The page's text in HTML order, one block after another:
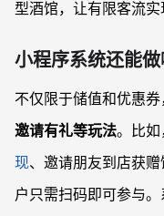
型酒馆，让有限客流实
小程序系统还能做
不仅限于储值和优惠
邀请有礼等玩法。比
现、邀请朋友到店获
户只需扫码即可参与